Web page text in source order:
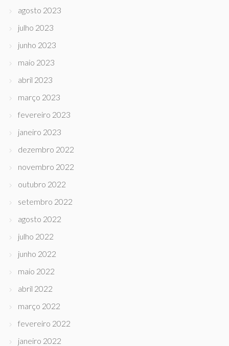
agosto 2023
julho 2023
junho 2023
maio 2023
abril 2023
março 2023
fevereiro 2023
janeiro 2023
dezembro 2022
novembro 2022
outubro 2022
setembro 2022
agosto 2022
julho 2022
junho 2022
maio 2022
abril 2022
março 2022
fevereiro 2022
janeiro 2022